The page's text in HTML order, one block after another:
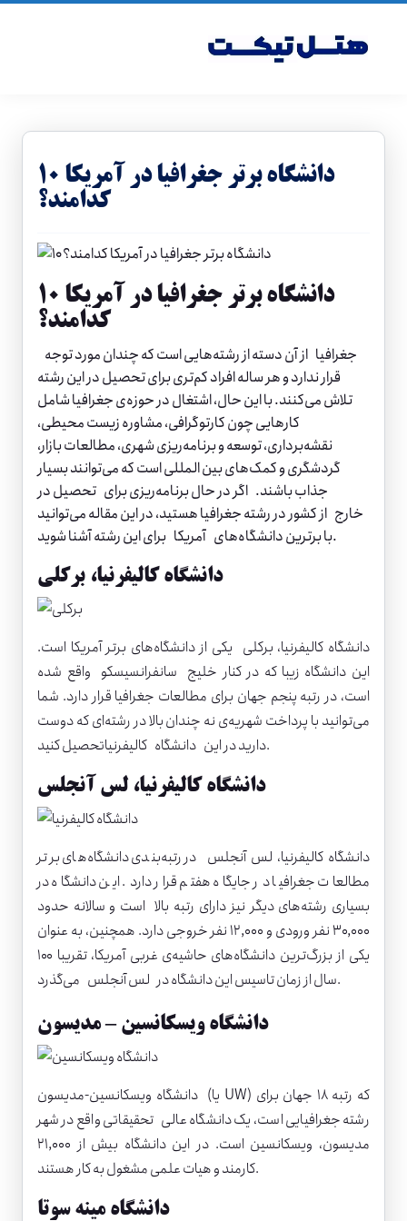
۱۰ دانشگاه برتر جغرافیا در آمریکا
کدامند؟
۱۰ دانشگاه برتر جغرافیا در آمریکا
کدامند؟
قرار ندارد و هر ساله افراد کم‌تری برای تحصیل در این رشته
تلاش می‌کنند. با این حال، اشتغال در حوزه‌ی جغرافیا شامل
کارهایی چون کارتوگرافی، مشاوره زیست محیطی،
نقشه‌برداری، توسعه و برنامه‌ریزی شهری، مطالعات بازار،
گردشگری و کمک‌های بین المللی است که می‌توانند بسیار
جذاب باشند. اگر در حال برنامه‌ریزی برای تحصیل در
خارج از کشور در رشته جغرافیا هستید، در این مقاله می‌توانید
با برترین دانشگاه‌های آمریکا برای این رشته آشنا شوید.
دانشگاه کالیفرنیا، برکلی
دانشگاه کالیفرنیا، برکلی یکی از دانشگاه‌های برتر آمریکا است.
این دانشگاه زیبا که در کنار خلیج سانفرانسیسکو واقع شده
است، در رتبه پنجم جهان برای مطالعات جغرافیا قرار دارد. شما
می‌توانید با پرداخت شهریه‌ی نه چندان بالا در رشته‌ای که دوست
دارید در این دانشگاه کالیفرنیاتحصیل کنید.
دانشگاه کالیفرنیا، لس آنجلس
دانشگاه کالیفرنیا، لس آنجلس در رتبه‌بندی دانشگاه‌های برتر
مطالعات جغرافیا در جایگاه هفتم قرار دارد. این دانشگاه در
بسیاری رشته‌های دیگر نیز دارای رتبه بالا است و سالانه حدود
۳۰,۰۰۰ نفر ورودی و ۱۲,۰۰۰ نفر خروجی دارد. همچنین، به عنوان
یکی از بزرگ‌ترین دانشگاه‌های حاشیه‌ی غربی آمریکا، تقریبا ۱۰۰
سال از زمان تاسیس این دانشگاه در لس آنجلس می‌گذرد.
دانشگاه ویسکانسین – مدیسون
دانشگاه ویسکانسین-مدیسون(یا UW) که رتبه ۱۸ جهان برای
رشته جغرافیایی است، یک دانشگاه عالی تحقیقاتی واقع در شهر
مدیسون، ویسکانسین است. در این دانشگاه بیش از ۲۱,۰۰۰
کارمند و هیات علمی مشغول به کار هستند.
دانشگاه مینه سوتا